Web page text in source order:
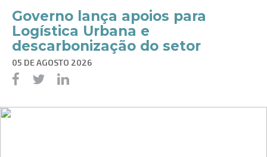
Governo lança apoios para
Logística Urbana e
descarbonização do setor
05 DE AGOSTO 2026